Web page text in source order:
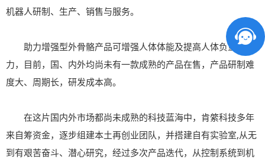
机器人研制、生产、销售与服务。
助力增强型外骨骼产品可增强人体体能及提高人体负重能
力，目前，国、内外均尚未有一款成熟的产品在售，产品研制难
度大、周期长，研发成本高。
在这片国内外市场都尚未成熟的科技蓝海中，肯綮科技多年
来自筹资金，逐步组建本土再创业团队，并搭建自有实验室,从无
到有艰苦奋斗、潜心研究，经过多次产品迭代，从控制系统到机